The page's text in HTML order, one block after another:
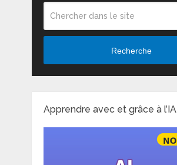
Recherche
Apprendre avec et grâce à l’IA